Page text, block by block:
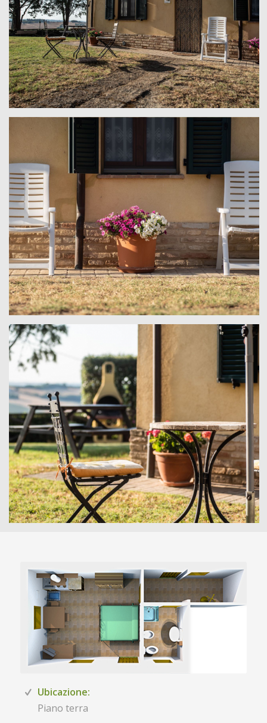
Ubicazione:
Piano terra